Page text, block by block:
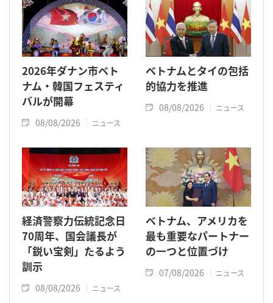
2026年ダナン市ベト
ナム・韓国フェスティ
バルが開幕
08/08/2026 ニュース
ベトナムとタイの包括
的協力を推進
08/08/2026 ニュース
経済警察力伝統記念日
70周年、国会議長が
「鋭い宝剣」たるよう
訓示
08/08/2026 ニュース
ベトナム、アメリカを
最も重要なパートナー
の一つと位置づけ
07/08/2026 ニュース